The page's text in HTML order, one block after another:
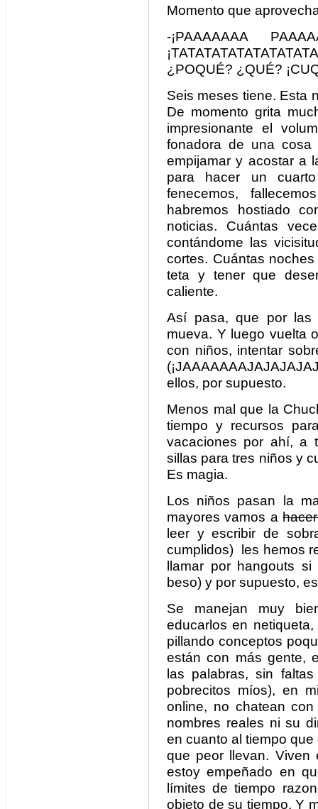
Momento que
-¡PAAAAAAA
¿POQUÉ? ¿QUÉ?
Seis meses tiene. Esta
De momento grita
impresionante el
fonadora de una
empijamar y acostar a
para hacer un
fenecemos,
habremos hostiado
noticias. Cuántas
contándome las
cortes. Cuántas
teta y tener que
caliente.
Así pasa, que por
mueva. Y luego vuelta
con niños, intentar
ellos, por supuesto.
Menos mal que la
tiempo y recursos
vacaciones por ahí, a
sillas para tres niños y
Es magia.
Los niños pasan la
mayores vamos a
leer y escribir de
cumplidos) les hemos
llamar por hangouts
beso) y por supuesto,
Se manejan muy
educarlos en
pillando conceptos
están con más gente,
las palabras, sin
pobrecitos míos), en
online, no chatean
nombres reales ni su
en cuanto al tiempo
que peor llevan. Viven
estoy empeñado en
límites de tiempo
objeto de su tiempo. Y